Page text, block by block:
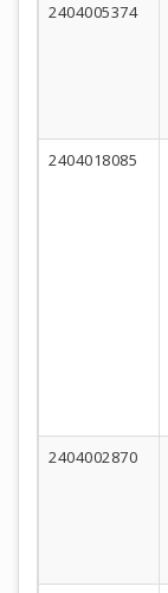
2404005374
2404018085
2404002870